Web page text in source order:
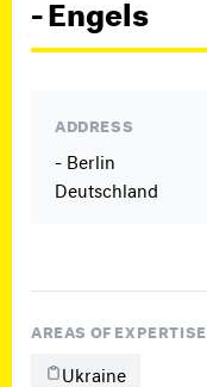
- Engels
ADDRESS
- Berlin
Deutschland
AREAS OF EXPERTISE
Ukraine